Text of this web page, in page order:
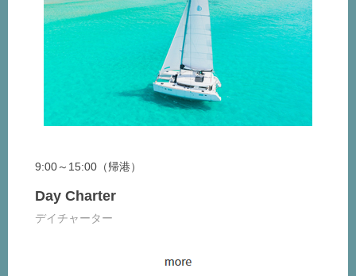
9:00～15:00（帰港）
Day Charter
デイチャーター